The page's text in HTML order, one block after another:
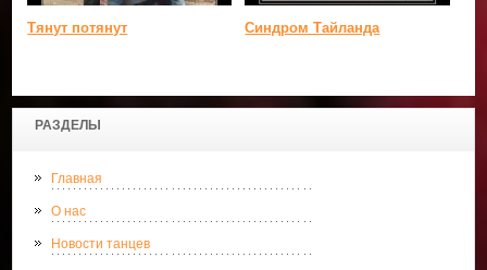
РАЗДЕЛЫ
Главная
О нас
Новости танцев
Тянут потянут Синдром Тайланда